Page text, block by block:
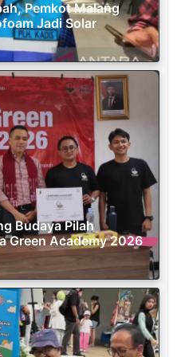
Pemkot Malang
Jadi Solar
Budaya Pilah
Green Academy 2026